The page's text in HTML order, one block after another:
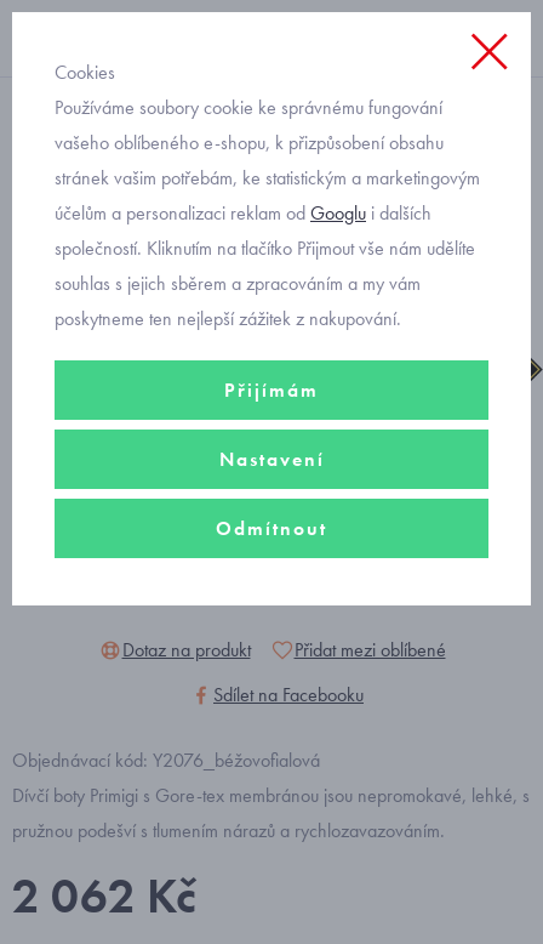
dívčí
Primigi gore-tex 8892577
kotníková obuv
Dotaz na produkt
Přidat mezi oblíbené
Sdílet na Facebooku
Objednávací kód: Y2076_béžovofialová
Dívčí boty Primigi s Gore-tex membránou jsou nepromokavé, lehké, s
pružnou podešví s tlumením nárazů a rychlozavazováním.
2 062 Kč
Cookies
Používáme soubory cookie ke správnému fungování
vašeho oblíbeného e-shopu, k přizpůsobení obsahu
stránek vašim potřebám, ke statistickým a marketingovým
účelům a personalizaci reklam odGooglu i dalších
společností. Kliknutím na tlačítko Přijmout vše nám udělíte
souhlas s jejich sběrem a zpracováním a my vám
poskytneme ten nejlepší zážitek z nakupování.
Přijímám
Nastavení
Odmítnout